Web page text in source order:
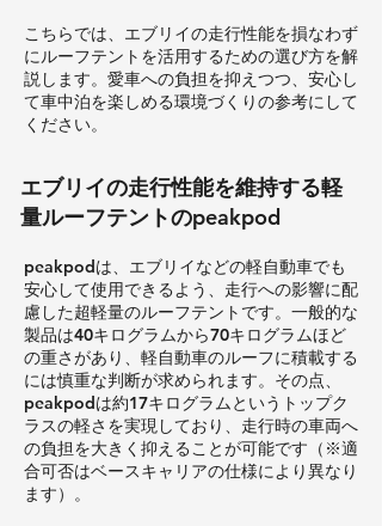
こちらでは、エブリイの走行性能を損なわず
にルーフテントを活用するための選び方を解
説します。愛車への負担を抑えつつ、安心し
て車中泊を楽しめる環境づくりの参考にして
ください。
エブリイの走行性能を維持する軽
量ルーフテントのpeakpod
peakpodは、エブリイなどの軽自動車でも
安心して使用できるよう、走行への影響に配
慮した超軽量のルーフテントです。一般的な
製品は40キログラムから70キログラムほど
の重さがあり、軽自動車のルーフに積載する
には慎重な判断が求められます。その点、
peakpodは約17キログラムというトップク
ラスの軽さを実現しており、走行時の車両へ
の負担を大きく抑えることが可能です（※適
合可否はベースキャリアの仕様により異なり
ます）。